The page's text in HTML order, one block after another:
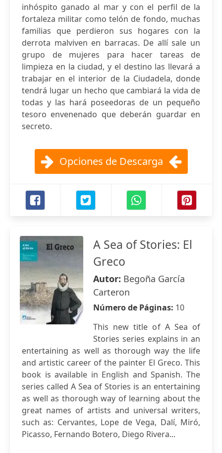
inhóspito ganado al mar y con el perfil de la
fortaleza militar como telón de fondo, muchas
familias que perdieron sus hogares con la
derrota malviven en barracas. De allí sale un
grupo de mujeres para hacer tareas de
limpieza en la ciudad, y el destino las llevará a
trabajar en el interior de la Ciudadela, donde
tendrá lugar un hecho que cambiará la vida de
todas y las hará poseedoras de un pequeño
tesoro envenenado que deberán guardar en
secreto.
Opciones de Descarga
A Sea of Stories: El
Greco
Autor: Begoña García
Carteron
Número de Páginas: 10
This new title of A Sea of
Stories series explains in an
entertaining as well as thorough way the life
and artistic career of the painter El Greco. This
book is available in English and Spanish. The
series called A Sea of Stories is an entertaining
as well as thorough way of learning about the
great names of artists and universal writers,
such as: Cervantes, Lope de Vega, Dalí, Miró,
Picasso, Fernando Botero, Diego Rivera...